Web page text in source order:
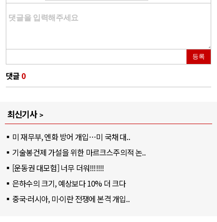
등록
댓글 0
최신기사
미 재무부, 엔화 방어 개입…미 국채 대..
기술봉건제 가설을 위한 마르크스주의적 논..
[운동권 대모험] 너무 더워!!!!!!!
은하수의 크기, 예상보다 10% 더 크다
중국·러시아, 미·이란 전쟁에 본격 개입..